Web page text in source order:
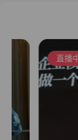
直播中